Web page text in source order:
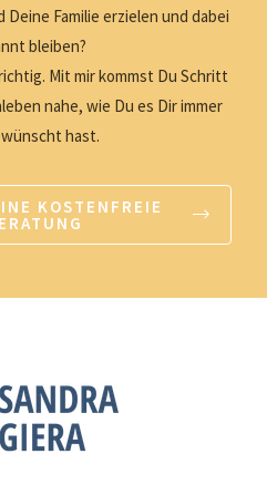
Familie erzielen und dabei
bleiben?
Mit mir kommst Du Schritt
nahe, wie Du es Dir immer
hast.
KOSTENFREIE